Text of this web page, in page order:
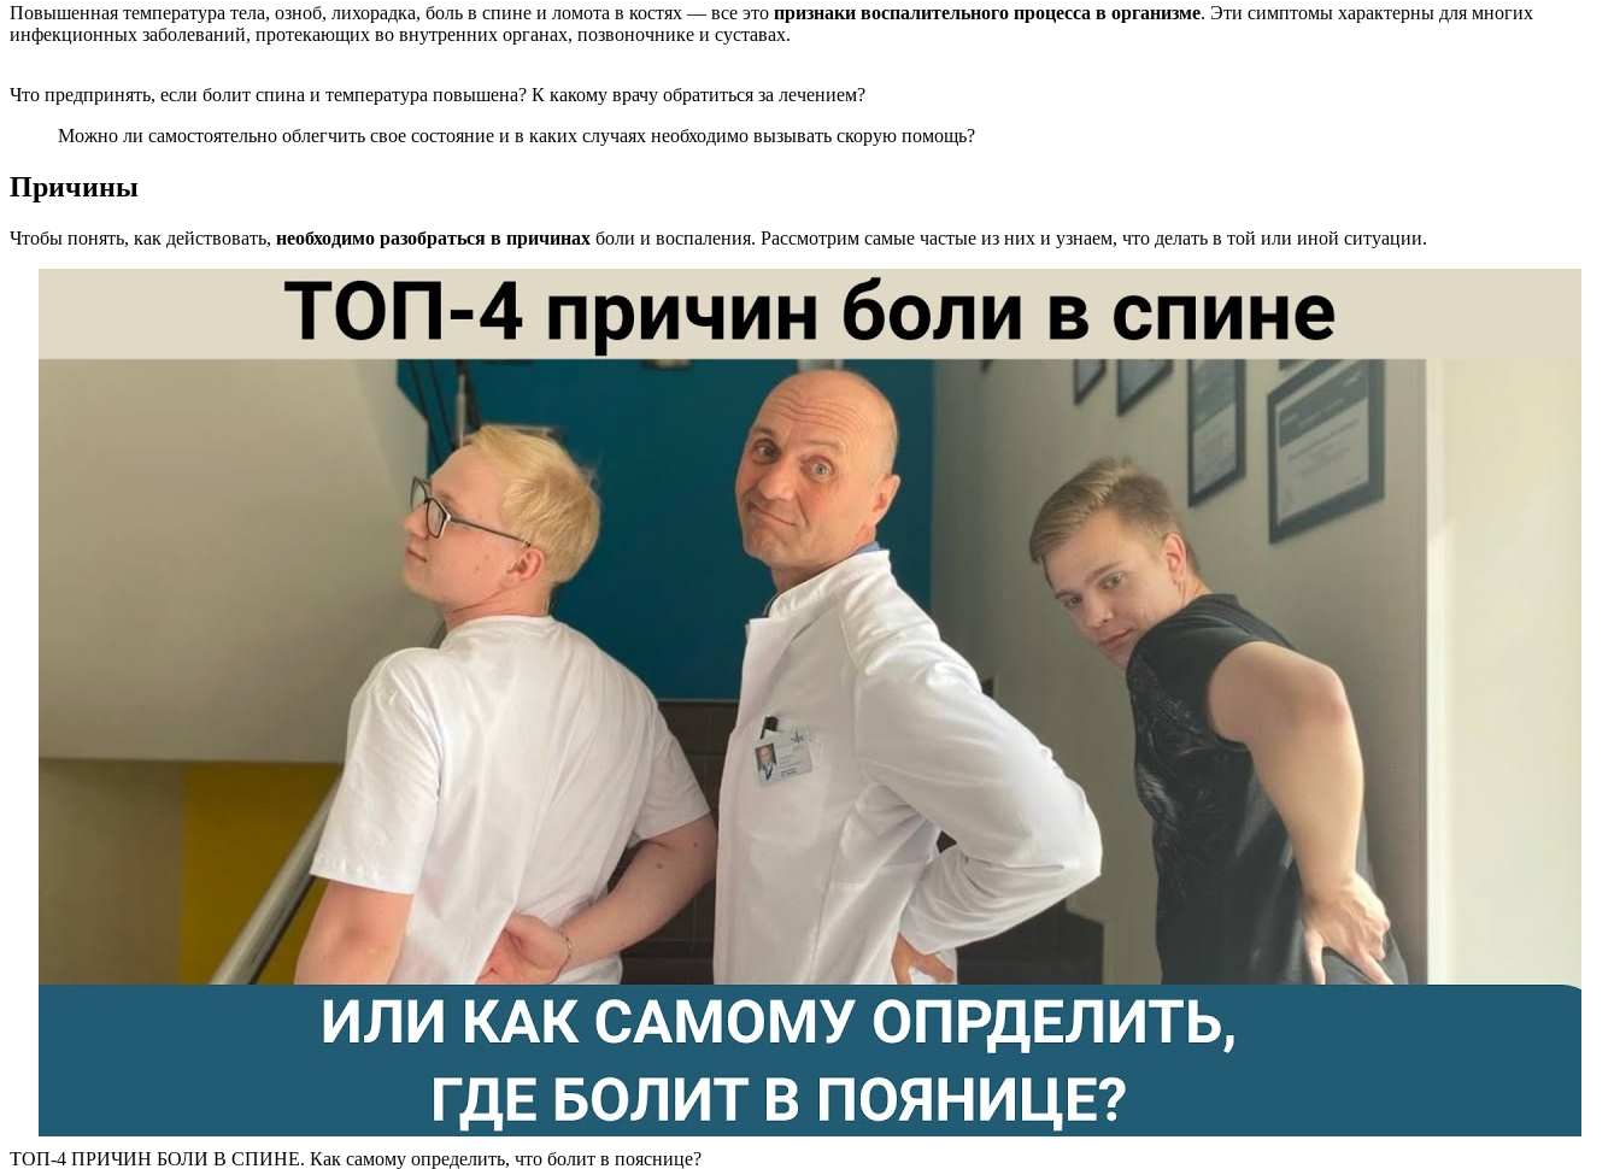
Повышенная температура тела, озноб, лихорадка, боль в спине и ломота в костях — все это признаки воспалительного процесса в организме. Эти симптомы характерны для многих
инфекционных заболеваний, протекающих во внутренних органах, позвоночнике и суставах.
Что предпринять, если болит спина и температура повышена? К какому врачу обратиться за лечением?
Можно ли самостоятельно облегчить свое состояние и в каких случаях необходимо вызывать скорую помощь?
Причины
Чтобы понять, как действовать, необходимо разобраться в причинах боли и воспаления. Рассмотрим самые частые из них и узнаем, что делать в той или иной ситуации.
ТОП-4 ПРИЧИН БОЛИ В СПИНЕ. Как самому определить, что болит в пояснице?